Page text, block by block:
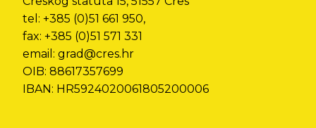
tel: +385 (0)51 661 950,
fax: +385 (0)51 571 331
email: grad@cres.hr
OIB: 88617357699
IBAN: HR5924020061805200006